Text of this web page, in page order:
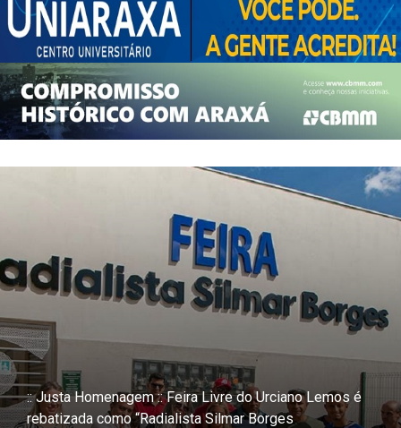
:: Justa Homenagem :: Feira Livre do Urciano Lemos é
rebatizada como “Radialista Silmar Borges